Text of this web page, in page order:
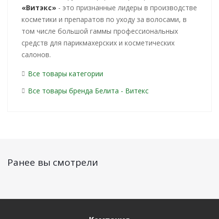
«Витэкс» - это признанные лидеры в производстве
косметики и препаратов по уходу за волосами, в
том числе большой гаммы профессиональных
средств для парикмахерских и косметических
салонов.
Все товары категории
Все товары бренда Белита - Витекс
Ранее вы смотрели